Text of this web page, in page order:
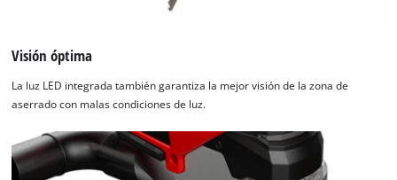
cargar el servicio Google Maps!
the site with their CMP to add this content
Powered byUsercentrics Consent
Management Platform
Visión óptima
La luz LED integrada también garantiza la mejor visión de la zona de
aserrado con malas condiciones de luz.